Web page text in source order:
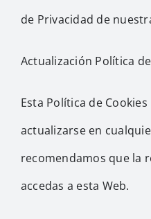
de Privacidad de
Actualización Política
Esta Política de
actualizarse en
recomendamos que la
accedas a esta Web.